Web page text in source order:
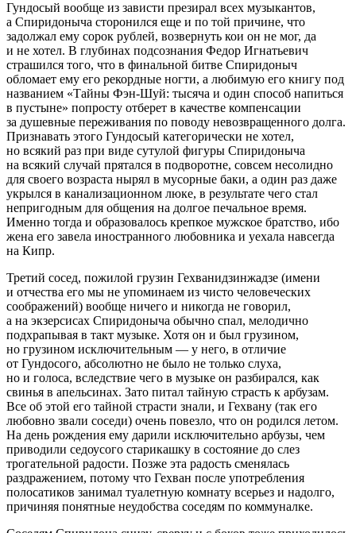
Гундосый вообще из зависти презирал всех музыкантов,
а Спиридоныча сторонился еще и по той причине, что
задолжал ему сорок рублей, возвернуть кои он не мог, да
и не хотел. В глубинах подсознания Федор Игнатьевич
страшился того, что в финальной битве Спиридоныч
обломает ему его рекордные ногти, а любимую его книгу под
названием «Тайны Фэн-Шуй: тысяча и один способ напиться
в пустыне» попросту отберет в качестве компенсации
за душевные переживания по поводу невозвращенного долга.
Признавать этого Гундосый категорически не хотел,
но всякий раз при виде сутулой фигуры Спиридоныча
на всякий случай прятался в подворотне, совсем несолидно
для своего возраста нырял в мусорные баки, а один раз даже
укрылся в канализационном люке, в результате чего стал
непригодным для общения на долгое печальное время.
Именно тогда и образовалось крепкое мужское братство, ибо
жена его завела иностранного любовника и уехала навсегда
на Кипр.
Третий сосед, пожилой грузин Гехванидзинжадзе (имени
и отчества его мы не упоминаем из чисто человеческих
соображений) вообще ничего и никогда не говорил,
а на экзерсисах Спиридоныча обычно спал, мелодично
подхрапывая в такт музыке. Хотя он и был грузином,
но грузином исключительным — у него, в отличие
от Гундосого, абсолютно не было не только слуха,
но и голоса, вследствие чего в музыке он разбирался, как
свинья в апельсинах. Зато питал тайную страсть к арбузам.
Все об этой его тайной страсти знали, и Гехвану (так его
любовно звали соседи) очень повезло, что он родился летом.
На день рождения ему дарили исключительно арбузы, чем
приводили седоусого старикашку в состояние до слез
трогательной радости. Позже эта радость сменялась
раздражением, потому что Гехван после употребления
полосатиков занимал туалетную комнату всерьез и надолго,
причиняя понятные неудобства соседям по коммуналке.